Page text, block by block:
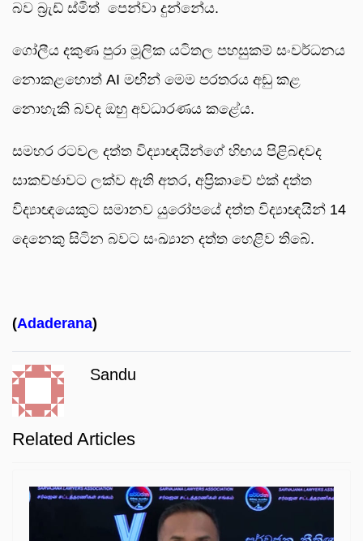
බව බ්‍රැඩ් ස්මිත් පෙන්වා දුන්නේය.
ගෝලීය දකුණ පුරා මූලික යටිතල පහසුකම් සංවර්ධනය
නොකළහොත් AI මඟින් මෙම පරතරය අඩු කළ
නොහැකි බවද ඔහු අවධාරණය කළේය.
සමහර රටවල දත්ත විද්‍යාඥයින්ගේ හිඟය පිළිබඳවද
සාකච්ඡාවට ලක්ව ඇති අතර, අප්‍රිකාවේ එක් දත්ත
විද්‍යාඥයෙකුට සමානව යුරෝපයේ දත්ත විද්‍යාඥයින් 14
දෙනෙකු සිටින බවට සංඛ්‍යාන දත්ත හෙළිව තිබේ.
(Adaderana)
Sandu
Related Articles